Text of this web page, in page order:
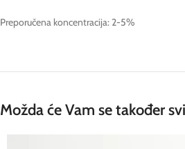
Preporučena koncentracija: 2-5%
Možda će Vam se također